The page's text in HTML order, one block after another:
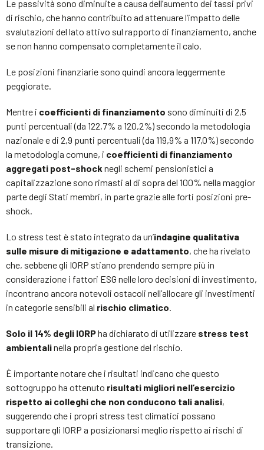
Le passività sono diminuite a causa dell’aumento dei tassi privi
di rischio, che hanno contribuito ad attenuare l’impatto delle
svalutazioni del lato attivo sul rapporto di finanziamento, anche
se non hanno compensato completamente il calo.
Le posizioni finanziarie sono quindi ancora leggermente
peggiorate.
Mentre i coefficienti di finanziamento sono diminuiti di 2,5
punti percentuali (da 122,7% a 120,2%) secondo la metodologia
nazionale e di 2,9 punti percentuali (da 119,9% a 117,0%) secondo
la metodologia comune, i coefficienti di finanziamento
aggregati post-shock negli schemi pensionistici a
capitalizzazione sono rimasti al di sopra del 100% nella maggior
parte degli Stati membri, in parte grazie alle forti posizioni pre-
shock.
Lo stress test è stato integrato da un’indagine qualitativa
sulle misure di mitigazione e adattamento, che ha rivelato
che, sebbene gli IORP stiano prendendo sempre più in
considerazione i fattori ESG nelle loro decisioni di investimento,
incontrano ancora notevoli ostacoli nell’allocare gli investimenti
in categorie sensibili al rischio climatico.
Solo il 14% degli IORPha dichiarato di utilizzare stress test
ambientalinella propria gestione del rischio.
È importante notare che i risultati indicano che questo
sottogruppo ha ottenuto risultati migliori nell’esercizio
rispetto ai colleghi che non conducono tali analisi,
suggerendo che i propri stress test climatici possano
supportare gli IORP a posizionarsi meglio rispetto ai rischi di
transizione.